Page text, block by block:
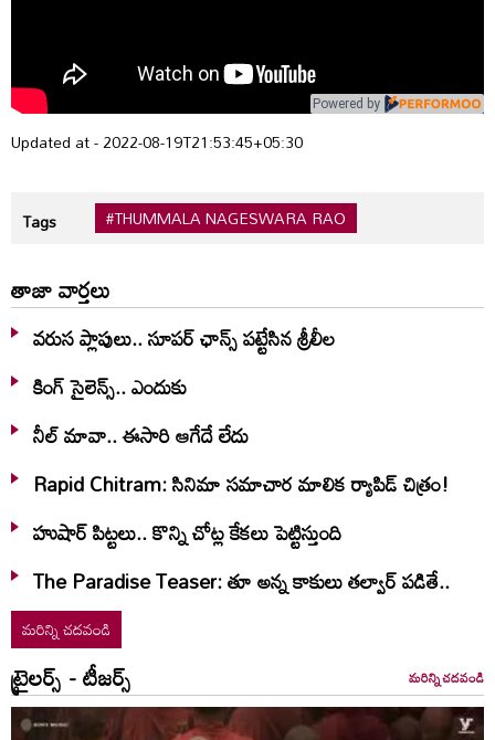
Powered by
Updated at - 2022-08-19T21:53:45+05:30
Tags #THUMMALA NAGESWARA RAO
తాజా వార్తలు
వరుస ప్లాపులు.. సూపర్ ఛాన్స్ పట్టేసిన శ్రీలీల
కింగ్ సైలెన్స్.. ఎందుకు
నీల్ మావా.. ఈసారి ఆగేదే లేదు
Rapid Chitram: సినిమా సమాచార మాలిక ర్యాపిడ్ చిత్రం!
హుషార్‌ పిట్టలు.. కొన్ని చోట్ల కేకలు పెట్టిస్తుంది
The Paradise Teaser: తూ అన్న కాకులు తల్వార్ పడితే..
మరిన్ని చదవండి
ట్రైలర్స్ - టీజర్స్ మరిన్ని చదవండి